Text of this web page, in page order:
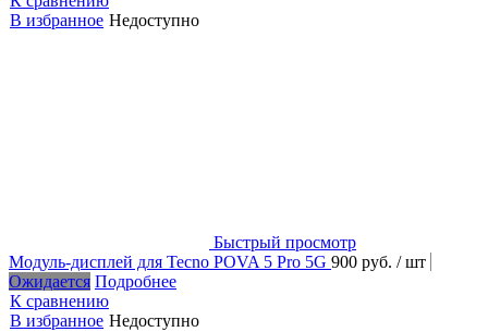
В избранное Недоступно
Быстрый просмотр
Модуль-дисплей для Tecno POVA 5 Pro 5G 900 руб. / шт
Ожидается Подробнее
К сравнению
В избранное Недоступно